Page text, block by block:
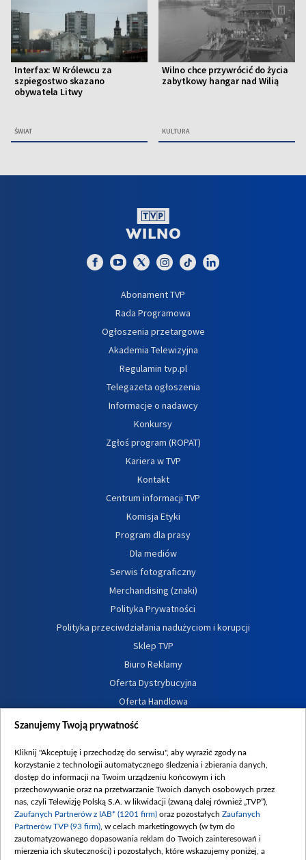
Interfax: W Królewcu za
szpiegostwo skazano
obywatela Litwy
ŚWIAT
Wilno chce przywrócić do życia
zabytkowy hangar nad Wilią
KULTURA
Abonament TVP
Rada Programowa
Ogłoszenia przetargowe
Akademia Telewizyjna
Regulamin tvp.pl
Telegazeta ogłoszenia
Informacje o nadawcy
Konkursy
Zgłoś program (ROPAT)
Kariera w TVP
Kontakt
Centrum informacji TVP
Komisja Etyki
Program dla prasy
Dla mediów
Serwis fotograficzny
Merchandising (znaki)
Polityka Prywatności
Polityka przeciwdziałania nadużyciom i korupcji
Sklep TVP
Biuro Reklamy
Oferta Dystrybucyjna
Oferta Handlowa
Dostępność
Procedura zgłoszeń wewnętrznych
Szanujemy Twoją prywatność
Kliknij "Akceptuję i przechodzę do serwisu", aby wyrazić zgody na
korzystanie z technologii automatycznego śledzenia i zbierania danych,
dostęp do informacji na Twoim urządzeniu końcowym i ich
przechowywanie oraz na przetwarzanie Twoich danych osobowych przez
nas, czyli Telewizję Polską S.A. w likwidacji (zwaną dalej również „TVP”),
Zaufanych Partnerów z IAB* (1201 firm) oraz pozostałych Zaufanych
Partnerów TVP (93 firm) , w celach marketingowych (w tym do
zautomatyzowanego dopasowania reklam do Twoich zainteresowań i
mierzenia ich skuteczności) i pozostałych, które wskazujemy poniżej, a